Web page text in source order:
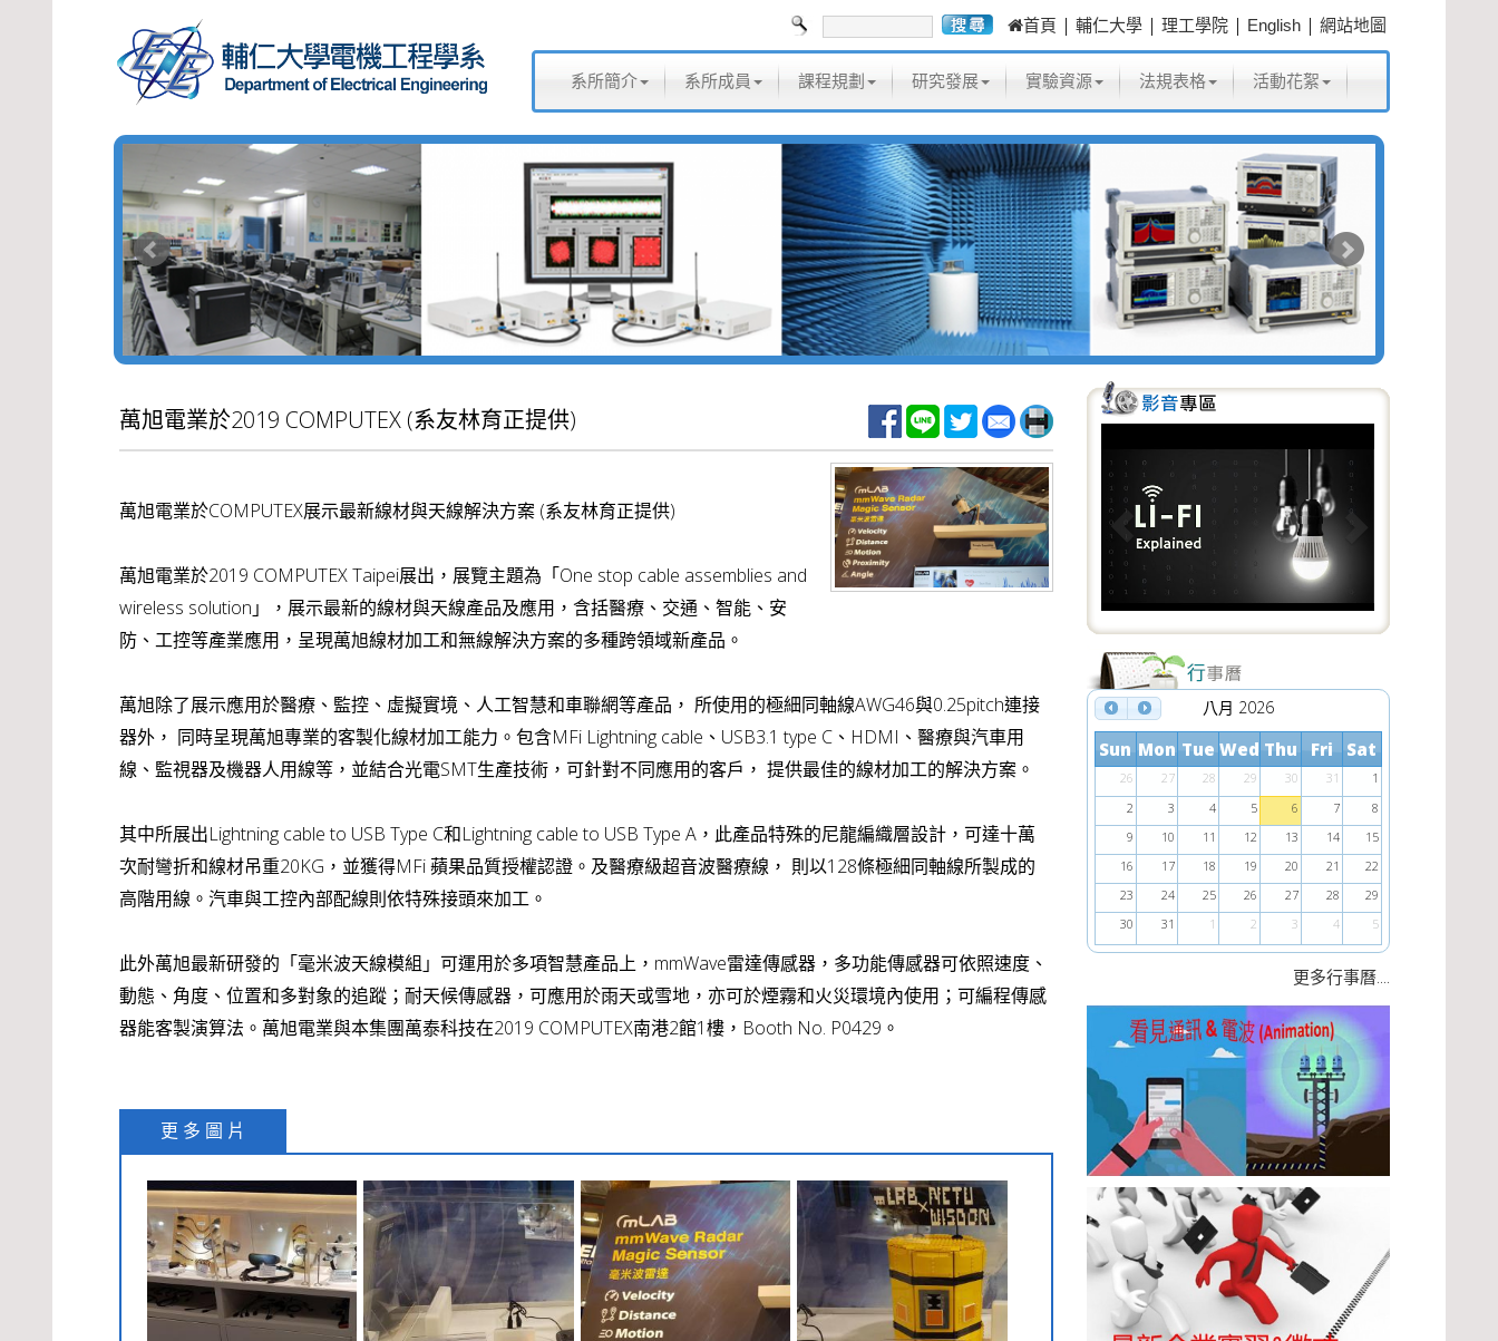
首頁 | 輔仁大學 | 理工學院 | English | 網站地圖
系所簡介 系所成員 課程規劃 研究發展 實驗資源 法規表格 活動花絮
萬旭電業於2019 COMPUTEX (系友林育正提供)
萬旭電業於COMPUTEX展示最新線材與天線解決方案 (系友林育正提供)
萬旭電業於2019 COMPUTEX Taipei展出，展覽主題為「One stop cable assemblies and
wireless solution」，展示最新的線材與天線產品及應用，含括醫療、交通、智能、安
防、工控等產業應用，呈現萬旭線材加工和無線解決方案的多種跨領域新產品。
萬旭除了展示應用於醫療、監控、虛擬實境、人工智慧和車聯網等產品， 所使用的極細同軸線AWG46與0.25pitch連接
器外， 同時呈現萬旭專業的客製化線材加工能力。包含MFi Lightning cable、USB3.1 type C、HDMI、醫療與汽車用
線、監視器及機器人用線等，並結合光電SMT生產技術，可針對不同應用的客戶， 提供最佳的線材加工的解決方案。
其中所展出Lightning cable to USB Type C和Lightning cable to USB Type A，此產品特殊的尼龍編織層設計，可達十萬
次耐彎折和線材吊重20KG，並獲得MFi 蘋果品質授權認證。及醫療級超音波醫療線， 則以128條極細同軸線所製成的
高階用線。汽車與工控內部配線則依特殊接頭來加工。
此外萬旭最新研發的「毫米波天線模組」可運用於多項智慧產品上，mmWave雷達傳感器，多功能傳感器可依照速度、
動態、角度、位置和多對象的追蹤；耐天候傳感器，可應用於雨天或雪地，亦可於煙霧和火災環境內使用；可編程傳感
器能客製演算法。萬旭電業與本集團萬泰科技在2019 COMPUTEX南港2館1樓，Booth No. P0429。
更 多 圖 片
e
u
s
八月 2026
Sun Mon Tue Wed Thu Fri Sat
26 27 28 29 30 31
1
2
3 4 5 6 7
8
9
10 11 12 13 14
15
16
17 18 19 20 21
22
23
24 25 26 27 28
29
30
31 1 2 3 4 5
更多行事曆....